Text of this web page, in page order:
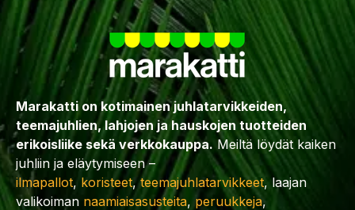
Marakatti on kotimainen juhlatarvikkeiden,
teemajuhlien, lahjojen ja hauskojen tuotteiden
erikoisliike sekä verkkokauppa. Meiltä löydät kaiken
juhliin ja eläytymiseen –
ilmapallot, koristeet,teemajuhlatarvikkeet, laajan
valikoiman naamiaisasusteita, peruukkeja,